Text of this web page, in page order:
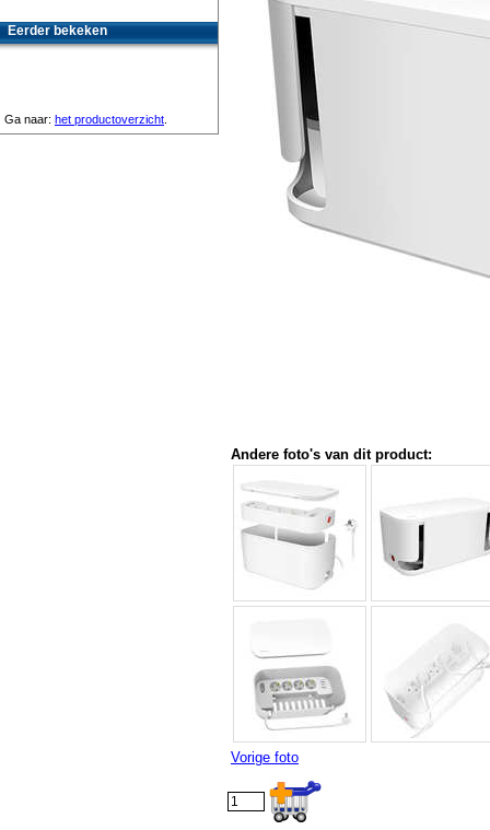
Andere foto's van dit product:
Vorige foto
Eerder bekeken
Ga naar: het productoverzicht